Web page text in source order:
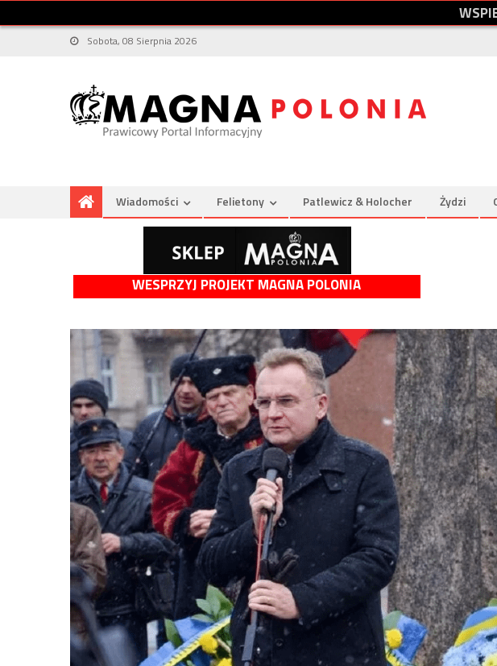
WSPI
Sobota, 08 Sierpnia 2026
Wiadomości Felietony Patlewicz & Holocher Żydzi
WESPRZYJ PROJEKT MAGNA POLONIA